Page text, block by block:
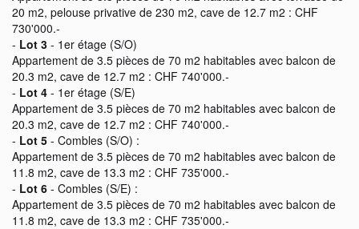
20 m2, pelouse privative de 230 m2, cave de 12.7 m2 : CHF
730'000.-
- Lot 3 - 1er étage (S/O)
Appartement de 3.5 pièces de 70 m2 habitables avec balcon de
20.3 m2, cave de 12.7 m2 : CHF 740'000.-
- Lot 4 - 1er étage (S/E)
Appartement de 3.5 pièces de 70 m2 habitables avec balcon de
20.3 m2, cave de 12.7 m2 : CHF 740'000.-
- Lot 5 - Combles (S/O) :
Appartement de 3.5 pièces de 70 m2 habitables avec balcon de
11.8 m2, cave de 13.3 m2 : CHF 735'000.-
- Lot 6 - Combles (S/E) :
Appartement de 3.5 pièces de 70 m2 habitables avec balcon de
11.8 m2, cave de 13.3 m2 : CHF 735'000.-